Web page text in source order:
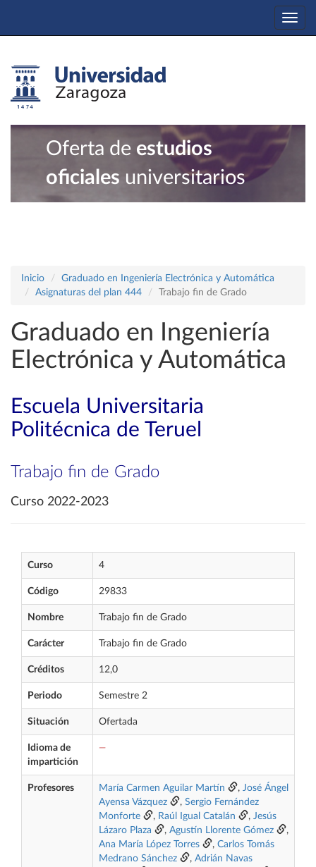
Oferta de estudios
oficiales universitarios
Inicio
Graduado en Ingeniería Electrónica y Automática
Asignaturas del plan 444
Trabajo fin de Grado
Graduado en Ingeniería
Electrónica y Automática
Escuela Universitaria
Politécnica de Teruel
Trabajo fin de Grado
Curso 2022-2023
Curso 4
Código 29833
Nombre Trabajo fin de Grado
Carácter Trabajo fin de Grado
Créditos 12,0
Periodo Semestre 2
Situación Ofertada
Idioma de
impartición
—
Profesores María Carmen Aguilar Martín , José Ángel
Ayensa Vázquez
, Sergio Fernández
Monforte
, Raúl Igual Catalán , Jesús
Lázaro Plaza
, Agustín Llorente Gómez
,
Ana María López Torres
, Carlos Tomás
Medrano Sánchez
, Adrián Navas